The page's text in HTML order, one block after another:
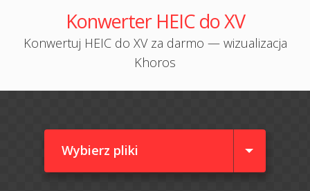
Konwerter HEIC do XV
Konwertuj HEIC do XV za darmo — wizualizacja
Khoros
Wybierz pliki